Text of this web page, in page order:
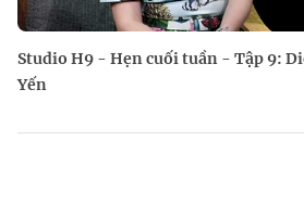
Studio H9 - Hẹn cuối tuần - Tập 9:
Yến